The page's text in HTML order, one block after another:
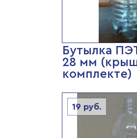
Бутылка
28 мм
комплекте)
19 руб.